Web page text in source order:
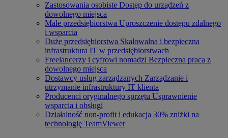
Zastosowania osobiste Dostęp do urządzeń z
dowolnego miejsca
Małe przedsiębiorstwa Uproszczenie dostępu zdalnego
i wsparcia
Duże przedsiębiorstwa Skalowalna i bezpieczna
infrastruktura IT w przedsiębiorstwach
Freelancerzy i cyfrowi nomadzi Bezpieczna praca z
dowolnego miejsca
Dostawcy usług zarządzanych Zarządzanie i
utrzymanie infrastruktury IT klienta
Producenci oryginalnego sprzętu Usprawnienie
wsparcia i obsługi
Działalność non-profit i edukacja 30% zniżki na
technologię TeamViewer